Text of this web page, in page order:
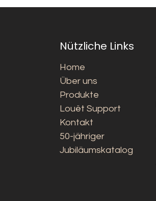
Nützliche Links
Home
Über uns
Produkte
Louët Support
Kontakt
50-jähriger
Jubiläumskatalog